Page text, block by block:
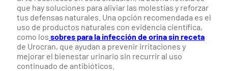
que hay soluciones para aliviar las molestias y reforzar
tus defensas naturales. Una opción recomendada es el
uso de productos naturales con evidencia científica,
como los sobres para la infección de orina sin receta
de Urocran, que ayudan a prevenir irritaciones y
mejorar el bienestar urinario sin recurrir al uso
continuado de antibióticos.